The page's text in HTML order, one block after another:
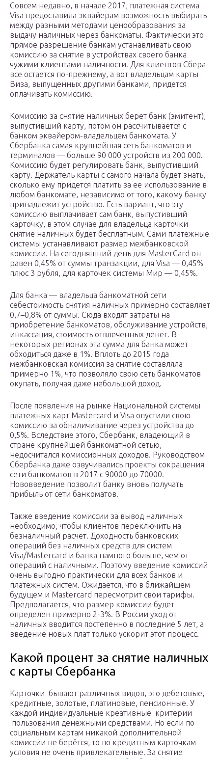
Совсем недавно, в начале 2017, платежная система
Visa предоставила эквайерам возможность выбирать
между разными методами ценообразования за
выдачу наличных через банкоматы. Фактически это
прямое разрешение банкам устанавливать свою
комиссию за снятие в устройствах своего банка
чужими клиентами наличности. Для клиентов Сбера
все остается по-прежнему, а вот владельцам карты
Виза, выпущенных другими банками, придется
оплачивать комиссию.
Комиссию за снятие наличных берет банк (эмитент),
выпустивший карту, потом он рассчитывается с
банком эквайером-владельцем банкомата. У
Сбербанка самая крупнейшая сеть банкоматов и
терминалов — больше 90 000 устройств из 200 000.
Комиссию будет регулировать банк, выпустивший
карту. Держатель карты с самого начала будет знать,
сколько ему придется платить за ее использование в
любом банкомате, независимо от того, какому банку
принадлежит устройство. Есть вариант, что эту
комиссию выплачивает сам банк, выпустивший
карточку, в этом случае для владельца карточки
снятие наличных будет бесплатным. Сами платежные
системы устанавливают размер межбанковской
комиссии. На сегодняшний день для MasterCard он
равен 0,45% от суммы транзакции, для Visa — 0,45%
плюс 3 рубля, для карточек системы Мир — 0,45%.
Для банка — владельца банкоматной сети
себестоимость снятия наличных примерно составляет
0,7–0,8% от суммы. Сюда входят затраты на
приобретение банкоматов, обслуживание устройств,
инкассация, стоимость отвлеченных денег. В
некоторых регионах эта сумма для банка может
обходиться даже в 1%. Вплоть до 2015 года
межбанковская комиссия за снятие составляла
примерно 1%, что позволяло свою сеть банкоматов
окупать, получая даже небольшой доход.
После появления на рынке Национальной системы
платежных карт Mastercard и Visa опустили свою
комиссию за обналичивание через устройства до
0,5%. Вследствие этого, Сбербанк, владеющий в
стране крупнейшей банкоматной сетью,
недосчитался комиссионных доходов. Руководством
Сбербанка даже озвучивались проекты сокращения
сети банкоматов в 2017 с 90000 до 70000.
Нововведение позволит банку вновь получать
прибыль от сети банкоматов.
Также введение комиссии за вывод наличных
необходимо, чтобы клиентов переключить на
безналичный расчет. Доходность банковских
операций без наличных средств для систем
Visa/Mastercard и банка намного больше, чем от
операций с наличными. Поэтому введение комиссий
очень выгодно практически для всех банков и
платежных систем. Ожидается, что в ближайшем
будущем и Mastercard пересмотрит свои тарифы.
Предполагается, что размер комиссии будет
определен примерно 2-3%. В России уход от
наличных вводится постепенно в последние 5 лет, а
введение новых плат только ускорит этот процесс.
Какой процент за снятие наличных
с карты Сбербанка
Карточки бывают различных видов, это дебетовые,
кредитные, золотые, платиновые, пенсионные. У
каждой индивидуальные креативные критерии
пользования денежными средствами. Но если по
социальным картам никакой дополнительной
комиссии не берётся, то по кредитным карточкам
условия не очень привлекательные. За снятие